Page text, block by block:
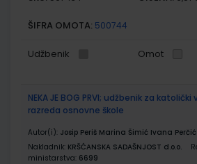
ŠIFRA OMOTA: 500744
Udžbenik Omot
NEKA JE BOG PRVI; udžbenik za
razreda osnovne škole
Autor(i): Josip Periš Marina Šimić Ivana Perčić
Nakladnik: KRŠĆANSKA SADAŠNJOST d.o.o.
ministarstva: 6699